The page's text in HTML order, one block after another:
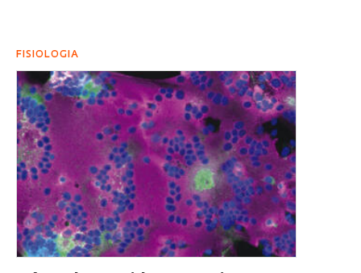
FISIOLOGIA